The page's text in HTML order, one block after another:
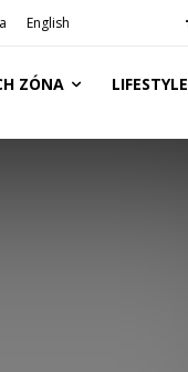
English
ZÓNA LIFESTYLE